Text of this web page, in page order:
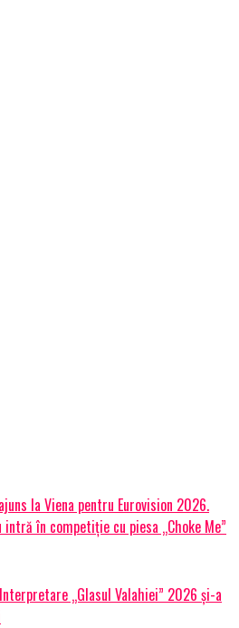
la Viena pentru Eurovision 2026.
intră în competiție cu piesa „Choke Me”
„Glasul Valahiei” 2026 și-a